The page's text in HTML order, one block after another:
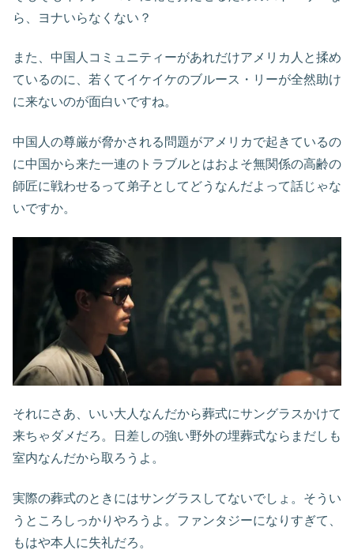
ら、ヨナいらなくない？
また、中国人コミュニティーがあれだけアメリカ人と揉め
ているのに、若くてイケイケのブルース・リーが全然助け
に来ないのが面白いですね。
中国人の尊厳が脅かされる問題がアメリカで起きているの
に中国から来た一連のトラブルとはおよそ無関係の高齢の
師匠に戦わせるって弟子としてどうなんだよって話じゃな
いですか。
それにさあ、いい大人なんだから葬式にサングラスかけて
来ちゃダメだろ。日差しの強い野外の埋葬式ならまだしも
室内なんだから取ろうよ。
実際の葬式のときにはサングラスしてないでしょ。そうい
うところしっかりやろうよ。ファンタジーになりすぎて、
もはや本人に失礼だろ。